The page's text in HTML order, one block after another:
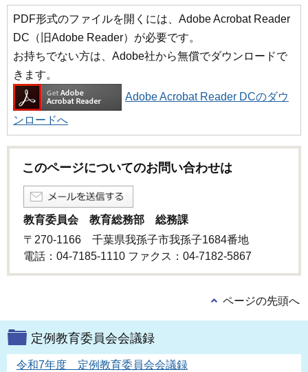
PDF形式のファイルを開くには、Adobe Acrobat Reader
DC（旧Adobe Reader）が必要です。
お持ちでない方は、Adobe社から無償でダウンロードで
きます。
Adobe Acrobat Reader DCのダウ
ンロードへ
このページについてのお問い合わせは
教育委員会 教育総務部 総務課
〒270-1166 千葉県我孫子市我孫子1684番地
電話：04-7185-1110 ファクス：04-7182-5867
ページの先頭へ
定例教育委員会会議録
令和7年度 定例教育委員会会議録